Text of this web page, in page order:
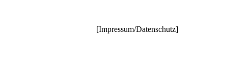
[Impressum/Datenschutz]